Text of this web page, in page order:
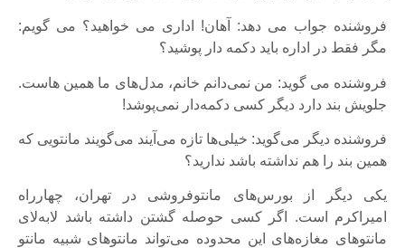
فروشنده جواب می دهد: آهان! اداری می خواهید؟ می گویم:
مگر فقط در اداره باید دکمه دار پوشید؟
فروشنده می گوید: من نمی‌دانم خانم، مدل‌های ما همین هاست.
جلویش بند دارد دیگر کسی دکمه‌دار نمی‌پوشد!
فروشنده دیگر می‌گوید: خیلی‌ها تازه می‌آیند می‌گویند مانتویی که
همین بند را هم نداشته باشد ندارید؟
یکی دیگر از بورس‌های مانتوفروشی در تهران، چهارراه
امیراکرم است. اگر کسی حوصله گشتن داشته باشد لابه‌لای
مانتوهای مغازه‌های این محدوده می‌تواند مانتوهای شبیه مانتو